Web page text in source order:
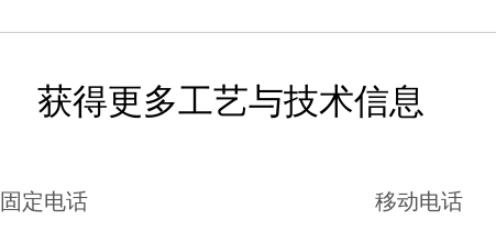
获得更多工艺与技术信息
固定电话 移动电话